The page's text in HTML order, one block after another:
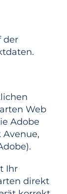
der
Web
Adobe
Avenue,
Ihr
direkt